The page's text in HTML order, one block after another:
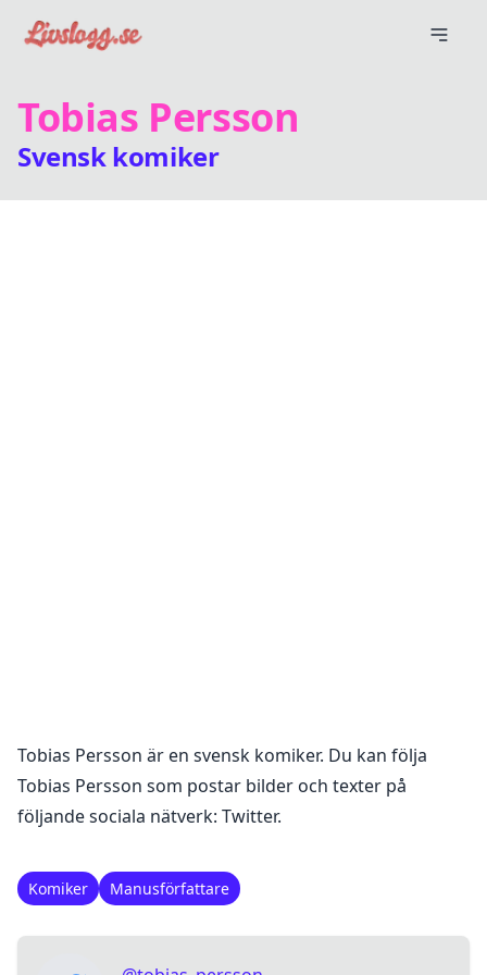
Tobias Persson
Svensk komiker
Tobias Persson är en svensk komiker. Du kan följa
Tobias Persson som postar bilder och texter på
följande sociala nätverk: Twitter.
Komiker Manusförfattare